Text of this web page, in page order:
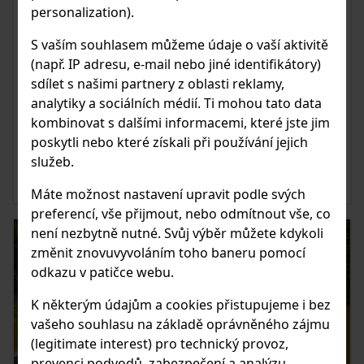
personalization).
S vaším souhlasem můžeme údaje o vaší aktivitě
(např. IP adresu, e-mail nebo jiné identifikátory)
sdílet s našimi partnery z oblasti reklamy,
analytiky a sociálních médií. Ti mohou tato data
kombinovat s dalšími informacemi, které jste jim
poskytli nebo které získali při používání jejich
služeb.
Máte možnost nastavení upravit podle svých
preferencí, vše přijmout, nebo odmítnout vše, co
není nezbytně nutné. Svůj výběr můžete kdykoli
změnit znovuvyvoláním toho baneru pomocí
odkazu v patičce webu.
K některým údajům a cookies přistupujeme i bez
vašeho souhlasu na základě oprávněného zájmu
(legitimate interest) pro technický provoz,
13.05.2020
OLYMPUS OM-D E-M1 MARK II -
FIRMWARE 3.0
Olympus dnes oznámil malý update pro OM-D E-M1X,
ale hlavně nový firmware verze 3.0 pro E-M1 Mark II. Co
nám nový firmware již brzy přinese?
ČIST ČLÁNEK